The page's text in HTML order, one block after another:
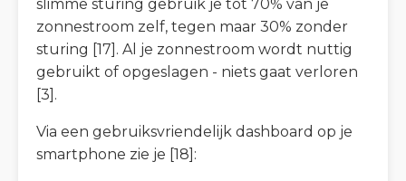
slimme sturing gebruik je tot 70% van je
zonnestroom zelf, tegen maar 30% zonder
sturing [17]. Al je zonnestroom wordt nuttig
gebruikt of opgeslagen - niets gaat verloren
[3].
Via een gebruiksvriendelijk dashboard op je
smartphone zie je [18]: